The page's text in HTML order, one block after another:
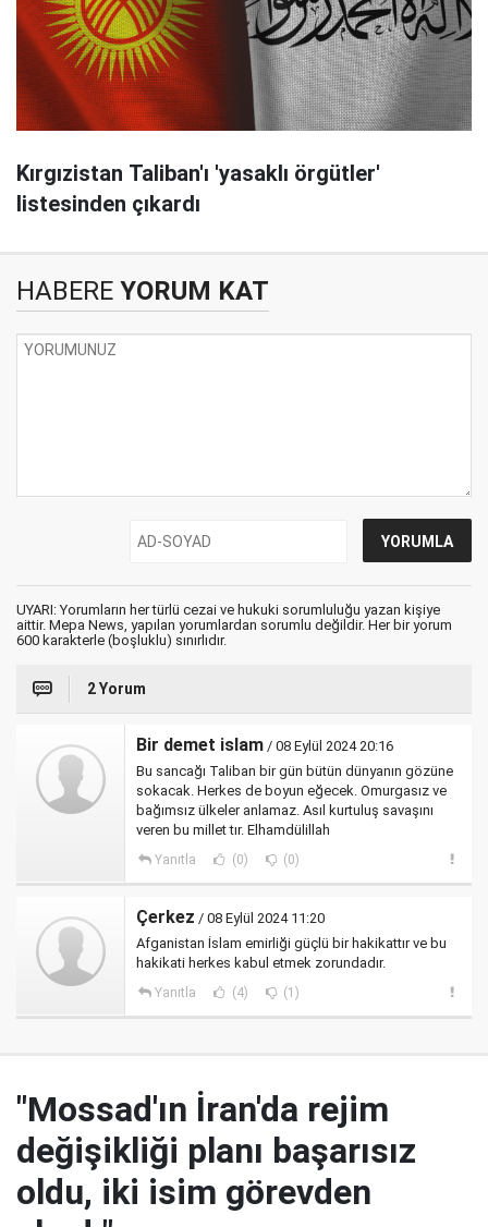
Kırgızistan Taliban'ı 'yasaklı örgütler'
listesinden çıkardı
HABERE YORUM KAT
UYARI: Yorumların her türlü cezai ve hukuki sorumluluğu yazan kişiye
aittir. Mepa News, yapılan yorumlardan sorumlu değildir. Her bir yorum
600 karakterle (boşluklu) sınırlıdır.
2 Yorum
Bir demet islam / 08 Eylül 2024 20:16
Bu sancağı Taliban bir gün bütün dünyanın gözüne
sokacak. Herkes de boyun eğecek. Omurgasız ve
bağımsız ülkeler anlamaz. Asıl kurtuluş savaşını
veren bu millet tır. Elhamdülillah
Yanıtla (0) (0)
Çerkez / 08 Eylül 2024 11:20
Afganistan İslam emirliği güçlü bir hakikattır ve bu
hakikati herkes kabul etmek zorundadır.
Yanıtla (4) (1)
"Mossad'ın İran'da rejim
değişikliği planı başarısız
oldu, iki isim görevden